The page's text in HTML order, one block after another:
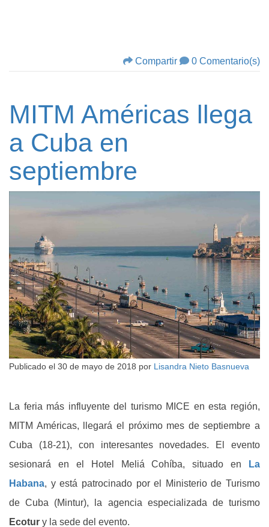
Compartir 0 Comentario(s)
MITM Américas llega
a Cuba en
septiembre
Publicado el 30 de mayo de 2018 por Lisandra Nieto Basnueva
La feria más influyente del turismo MICE en esta región,
MITM Américas, llegará el próximo mes de septiembre a
Cuba (18-21), con interesantes novedades. El evento
sesionará en el Hotel Meliá Cohíba, situado en
La
Habana, y está patrocinado por el Ministerio de Turismo
de Cuba (Mintur), la agencia especializada de turismo
Ecotur y la sede del evento.